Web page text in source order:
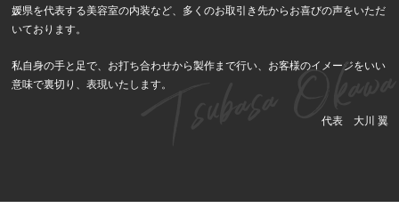
媛県を代表する美容室の内装など、多くのお取引き先からお喜びの声をいただ
いております。
私自身の手と足で、お打ち合わせから製作まで行い、お客様のイメージをいい
意味で裏切り、表現いたします。
代表 大川 翼